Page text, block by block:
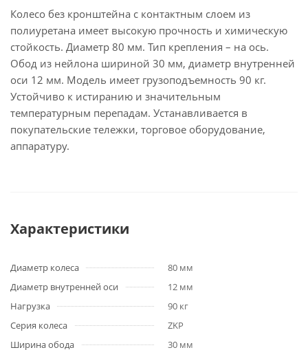
Колесо без кронштейна с контактным слоем из
полиуретана имеет высокую прочность и химическую
стойкость. Диаметр 80 мм. Тип крепления – на ось.
Обод из нейлона шириной 30 мм, диаметр внутренней
оси 12 мм. Модель имеет грузоподъемность 90 кг.
Устойчиво к истиранию и значительным
температурным перепадам. Устанавливается в
покупательские тележки, торговое оборудование,
аппаратуру.
Характеристики
Диаметр колеса
80 мм
Диаметр внутренней оси
12 мм
Нагрузка
90 кг
Серия колеса
ZKP
Ширина обода
30 мм